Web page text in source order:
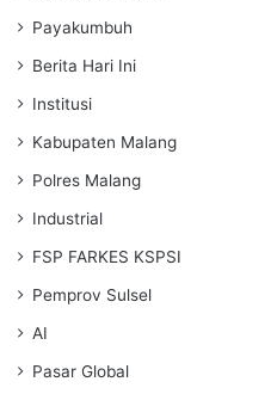
Payakumbuh
Berita Hari Ini
Institusi
Kabupaten Malang
Polres Malang
Industrial
FSP FARKES KSPSI
Pemprov Sulsel
AI
Pasar Global